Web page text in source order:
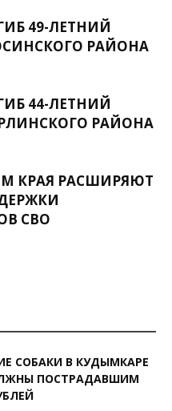
49-ЛЕТНИЙ
РАЙОНА
44-ЛЕТНИЙ
РАЙОНА
КРАЯ РАСШИРЯЮТ
СВО
СОБАКИ В КУДЫМКАРЕ
ПОСТРАДАВШИМ